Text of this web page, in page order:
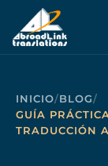
Saltar al
INICIO/BLOG/
GUÍA
TRADUCCIÓN